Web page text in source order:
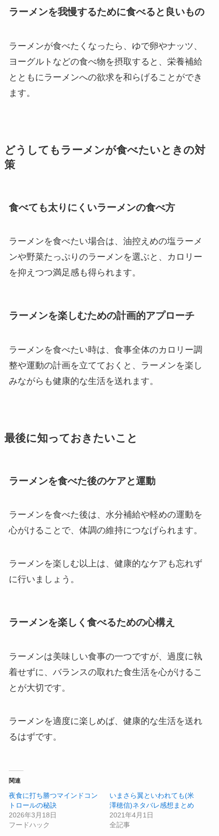
ラーメンを我慢するために食べると良いもの
ラーメンが食べたくなったら、ゆで卵やナッツ、
ヨーグルトなどの食べ物を摂取すると、栄養補給
とともにラーメンへの欲求を和らげることができ
ます。
どうしてもラーメンが食べたいときの対
策
食べても太りにくいラーメンの食べ方
ラーメンを食べたい場合は、油控えめの塩ラーメ
ンや野菜たっぷりのラーメンを選ぶと、カロリー
を抑えつつ満足感も得られます。
ラーメンを楽しむための計画的アプローチ
ラーメンを食べたい時は、食事全体のカロリー調
整や運動の計画を立てておくと、ラーメンを楽し
みながらも健康的な生活を送れます。
最後に知っておきたいこと
ラーメンを食べた後のケアと運動
ラーメンを食べた後は、水分補給や軽めの運動を
心がけることで、体調の維持につなげられます。
ラーメンを楽しむ以上は、健康的なケアも忘れず
に行いましょう。
ラーメンを楽しく食べるための心構え
ラーメンは美味しい食事の一つですが、過度に執
着せずに、バランスの取れた食生活を心がけるこ
とが大切です。
ラーメンを適度に楽しめば、健康的な生活を送れ
るはずです。
関連
夜食に打ち勝つマインドコン
トロールの秘訣
2026年3月18日
フードハック
いまさら翼といわれても(米
澤穂信)ネタバレ感想まとめ
2021年4月1日
全記事